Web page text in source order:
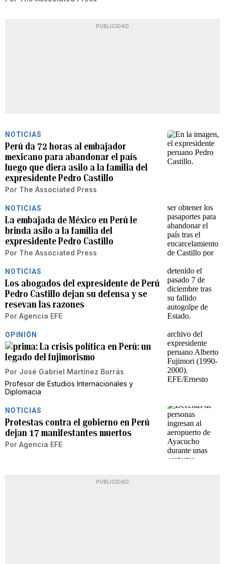
PUBLICIDAD
NOTICIAS
Perú da 72 horas al embajador
mexicano para abandonar el país
luego que diera asilo a la familia del
expresidente Pedro Castillo
Por The Associated Press
NOTICIAS
La embajada de México en Perú le
brinda asilo a la familia del
expresidente Pedro Castillo
Por The Associated Press
NOTICIAS
Los abogados del expresidente de Perú
Pedro Castillo dejan su defensa y se
resevan las razones
Por Agencia EFE
OPINIÓN
La crisis política en Perú: un
legado del fujimorismo
Por José Gabriel Martínez Borrás
Profesor de Estudios Internacionales y
Diplomacia
NOTICIAS
Protestas contra el gobierno en Perú
dejan 17 manifestantes muertos
Por Agencia EFE
PUBLICIDAD